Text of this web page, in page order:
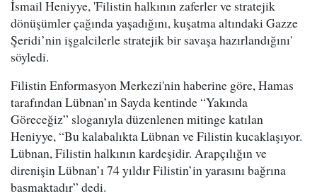
İsmail Heniyye, 'Filistin halkının zaferler ve stratejik
dönüşümler çağında yaşadığını, kuşatma altındaki Gazze
Şeridi’nin işgalcilerle stratejik bir savaşa hazırlandığını'
söyledi.
Filistin Enformasyon Merkezi'nin haberine göre, Hamas
tarafından Lübnan’ın Sayda kentinde “Yakında
Göreceğiz” sloganıyla düzenlenen mitinge katılan
Heniyye, “Bu kalabalıkta Lübnan ve Filistin kucaklaşıyor.
Lübnan, Filistin halkının kardeşidir. Arapçılığın ve
direnişin Lübnan’ı 74 yıldır Filistin’in yarasını bağrına
basmaktadır” dedi.